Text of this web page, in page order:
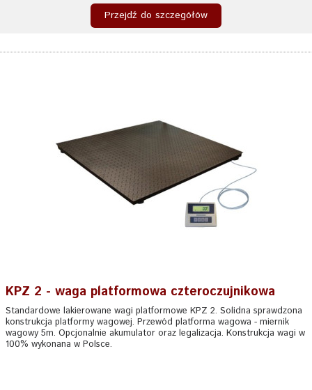
Przejdź do szczegółów
KPZ 2 - waga platformowa czteroczujnikowa
Standardowe lakierowane wagi platformowe KPZ 2. Solidna sprawdzona
konstrukcja platformy wagowej. Przewód platforma wagowa - miernik
wagowy 5m. Opcjonalnie akumulator oraz legalizacja. Konstrukcja wagi w
100% wykonana w Polsce.